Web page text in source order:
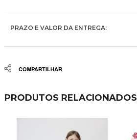
PRAZO E VALOR DA ENTREGA:
Share
PRODUTOS RELACIONADOS